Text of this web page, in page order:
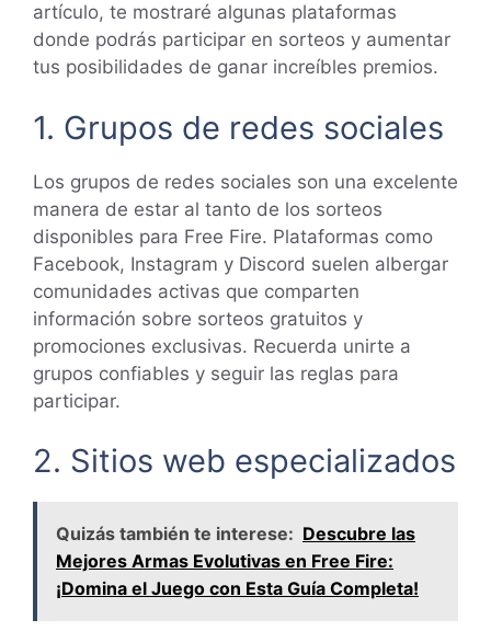
artículo, te mostraré algunas plataformas
donde podrás participar en sorteos y aumentar
tus posibilidades de ganar increíbles premios.
1. Grupos de redes sociales
Los grupos de redes sociales son una excelente
manera de estar al tanto de los sorteos
disponibles para Free Fire. Plataformas como
Facebook, Instagram y Discord suelen albergar
comunidades activas que comparten
información sobre sorteos gratuitos y
promociones exclusivas. Recuerda unirte a
grupos confiables y seguir las reglas para
participar.
2. Sitios web especializados
Quizás también te interese: Descubre las
Mejores Armas Evolutivas en Free Fire:
¡Domina el Juego con Esta Guía Completa!